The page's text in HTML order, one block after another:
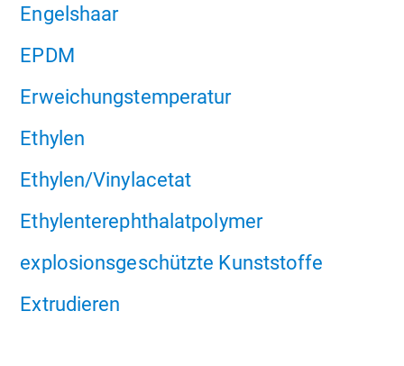
Engelshaar
EPDM
Erweichungstemperatur
Ethylen
Ethylen/Vinylacetat
Ethylenterephthalatpolymer
explosionsgeschützte Kunststoffe
Extrudieren